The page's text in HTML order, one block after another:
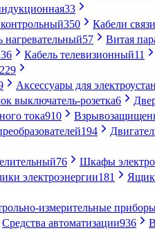
33
350 Кабели связи
нагревательный57 Витая
36 Кабель телевизионный11
229
Аксессуары для
выключатель-розетка6
тока910
194
76 Шкафы
электроэнергии181
измерительные
Средства автоматизации936